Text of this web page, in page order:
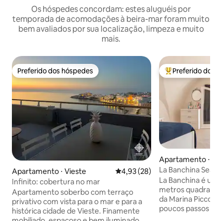
Os hóspedes concordam: estes aluguéis por
temporada de acomodações à beira-mar foram muito
bem avaliados por sua localização, limpeza e muito
mais.
Preferido dos hóspedes
Preferido dos hóspedes
Apartamento ⋅ Vieste 4,93 de uma avaliação média
4,93 (28)
Infinito: cobertura no mar
Apartamento soberbo com terraço
privativo com vista para o mar e para a
histórica cidade de Vieste. Finamente
Entre os
Preferido dos
Apartamento ⋅
La Banchina Sea
cidade perto da
La Banchina é
metros
da Marina
poucos passos